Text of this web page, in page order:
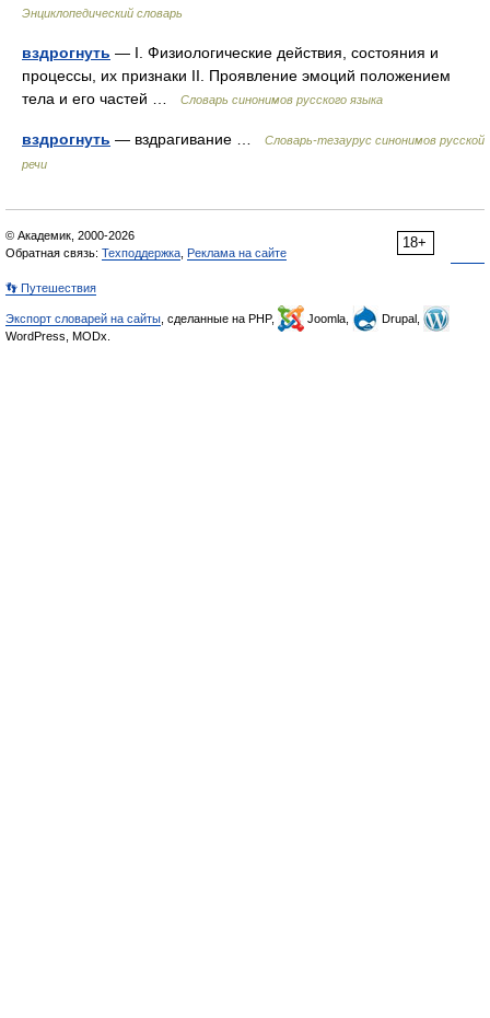
Энциклопедический словарь
вздрогнуть — I. Физиологические действия, состояния и
процессы, их признаки II. Проявление эмоций положением
тела и его частей …
Словарь синонимов русского языка
вздрогнуть — вздрагивание …
Словарь-тезаурус синонимов русской
речи
18+
© Академик, 2000-2026
Обратная связь: Техподдержка Реклама на сайте
👣 Путешествия
Экспорт словарей на сайты , сделанные на PHP, Joomla,
Drupal,
WordPress, MODx.